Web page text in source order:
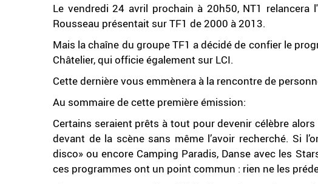
Le vendredi 24 avril prochain à 20h50, NT1 relancera
Rousseau présentait sur TF1 de 2000 à 2013.
Mais la chaîne du groupe TF1 a décidé de confier le
Châtelier, qui officie également sur LCI.
Cette dernière vous emmènera à la rencontre de
Au sommaire de cette première émission:
Certains seraient prêts à tout pour devenir célèbre
devant de la scène sans même l’avoir recherché. Si
disco» ou encore Camping Paradis, Danse avec les
ces programmes ont un point commun : rien ne les